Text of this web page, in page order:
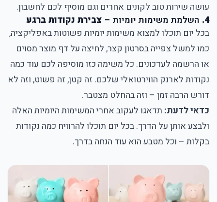
עושה שירות טוב לקונים אחרים וגם מוסיף לכם לחשבון.
4. השלמת משימות יומיות – צבירת נקודות ברגע
בכל יום תוכלו למצוא משימות יומיות פשוטות באפליקציה,
כמו למשל צפייה בסרטון קצר, לחיצה על דף מוצר מסוים
או הרשמה לעדכונים. כל משימה כזו מוסיפה לכם עוד כמה
נקודות לארנק הווירטואלי שלכם. זה קטן, זה פשוט, וזה לא
דורש הרבה זמן – וזה בהחלט מצטבר.
כדאי לדעת: תדאגו לעקוב אחרי המשימות היומיות האלה
ולבצע אותן על הדרך. בכל יום תוכלו להרוויח כמה נקודות
בקלות – וכל מטבע הוא עוד הנחה בדרך.